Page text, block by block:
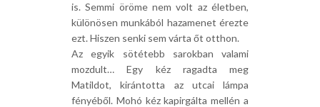
is. Semmi öröme nem volt az életben,
különösen munkából hazamenet érezte
ezt. Hiszen senki sem várta őt otthon.
Az egyik sötétebb sarokban valami
mozdult… Egy kéz ragadta meg
Matildot, kirántotta az utcai lámpa
fényéből. Mohó kéz kapirgálta mellén a